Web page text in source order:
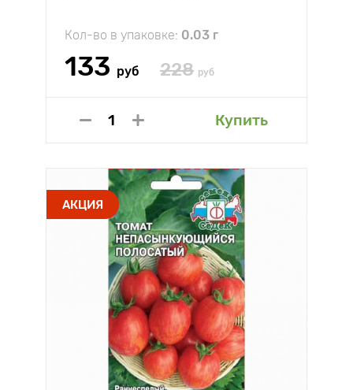
Кол-во в упаковке: 0.03 г
133 руб 228 руб
Купить
АКЦИЯ